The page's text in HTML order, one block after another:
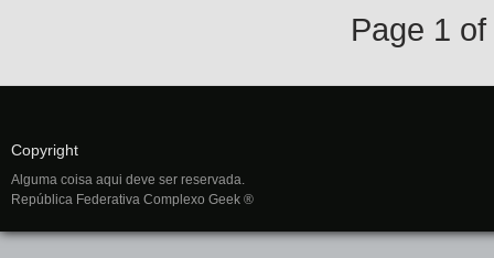
Page 1 of
Copyright
Alguma coisa aqui deve ser reservada.
República Federativa Complexo Geek ®